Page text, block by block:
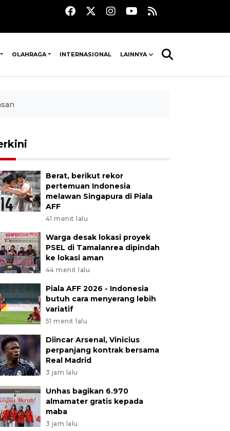
OLAHRAGA INTERNASIONAL LAINNYA
Berat, berikut rekor
pertemuan Indonesia
melawan Singapura di Piala
AFF
41 menit lalu
Warga desak lokasi proyek
PSEL di Tamalanrea dipindah
ke lokasi aman
44 menit lalu
Piala AFF 2026 - Indonesia
butuh cara menyerang lebih
variatif
51 menit lalu
Diincar Arsenal, Vinicius
perpanjang kontrak bersama
Real Madrid
3 jam lalu
Unhas bagikan 6.970
almamater gratis kepada
maba
3 jam lalu